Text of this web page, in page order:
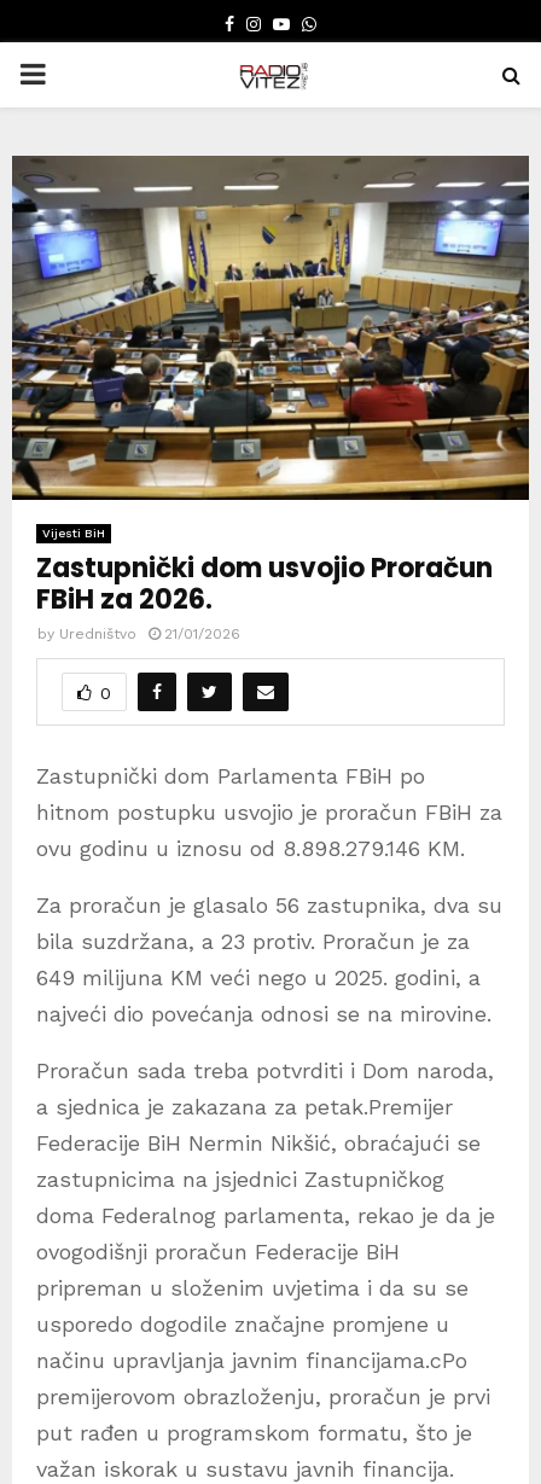
FACEBOOK
INSTAGRAM
YOUTUBE
WHATSAPP
PRIMARY
Vijesti BiH
Zastupnički dom usvojio Proračun
FBiH za 2026.
by Uredništvo 21/01/2026
0
Zastupnički dom Parlamenta FBiH po
hitnom postupku usvojio je proračun FBiH za
ovu godinu u iznosu od 8.898.279.146 KM.
Za proračun je glasalo 56 zastupnika, dva su
bila suzdržana, a 23 protiv. Proračun je za
649 milijuna KM veći nego u 2025. godini, a
najveći dio povećanja odnosi se na mirovine.
Proračun sada treba potvrditi i Dom naroda,
a sjednica je zakazana za petak.Premijer
Federacije BiH Nermin Nikšić, obraćajući se
zastupnicima na jsjednici Zastupničkog
doma Federalnog parlamenta, rekao je da je
ovogodišnji proračun Federacije BiH
pripreman u složenim uvjetima i da su se
usporedo dogodile značajne promjene u
načinu upravljanja javnim financijama.cPo
premijerovom obrazloženju, proračun je prvi
put rađen u programskom formatu, što je
važan iskorak u sustavu javnih financija.